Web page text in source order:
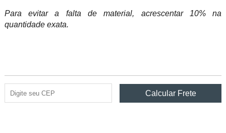
Para evitar a falta de material, acrescentar 10% na
quantidade exata.